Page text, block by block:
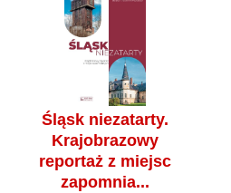
Śląsk niezatarty.
Krajobrazowy
reportaż z miejsc
zapomnia...